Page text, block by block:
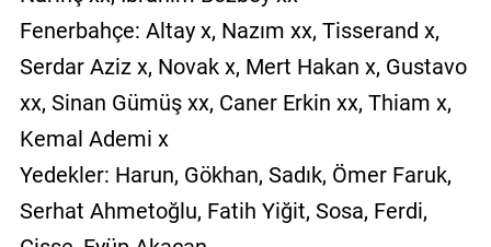
Fenerbahçe: Altay x, Nazım xx, Tisserand x,
Serdar Aziz x, Novak x, Mert Hakan x, Gustavo
xx, Sinan Gümüş xx, Caner Erkin xx, Thiam x,
Kemal Ademi x
Yedekler: Harun, Gökhan, Sadık, Ömer Faruk,
Serhat Ahmetoğlu, Fatih Yiğit, Sosa, Ferdi,